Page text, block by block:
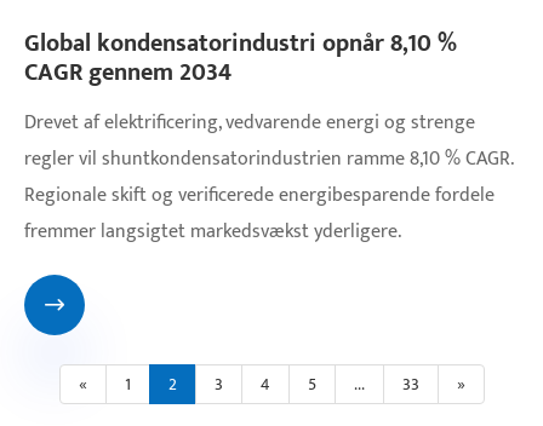
Global kondensatorindustri opnår 8,10 %
CAGR gennem 2034
Drevet af elektrificering, vedvarende energi og strenge
regler vil shuntkondensatorindustrien ramme 8,10 % CAGR.
Regionale skift og verificerede energibesparende fordele
fremmer langsigtet markedsvækst yderligere.

« 1 2 3 4 5 ... 33 »